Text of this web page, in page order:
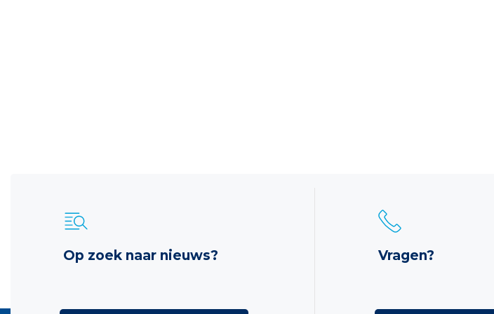
Op zoek naar nieuws? Vragen?